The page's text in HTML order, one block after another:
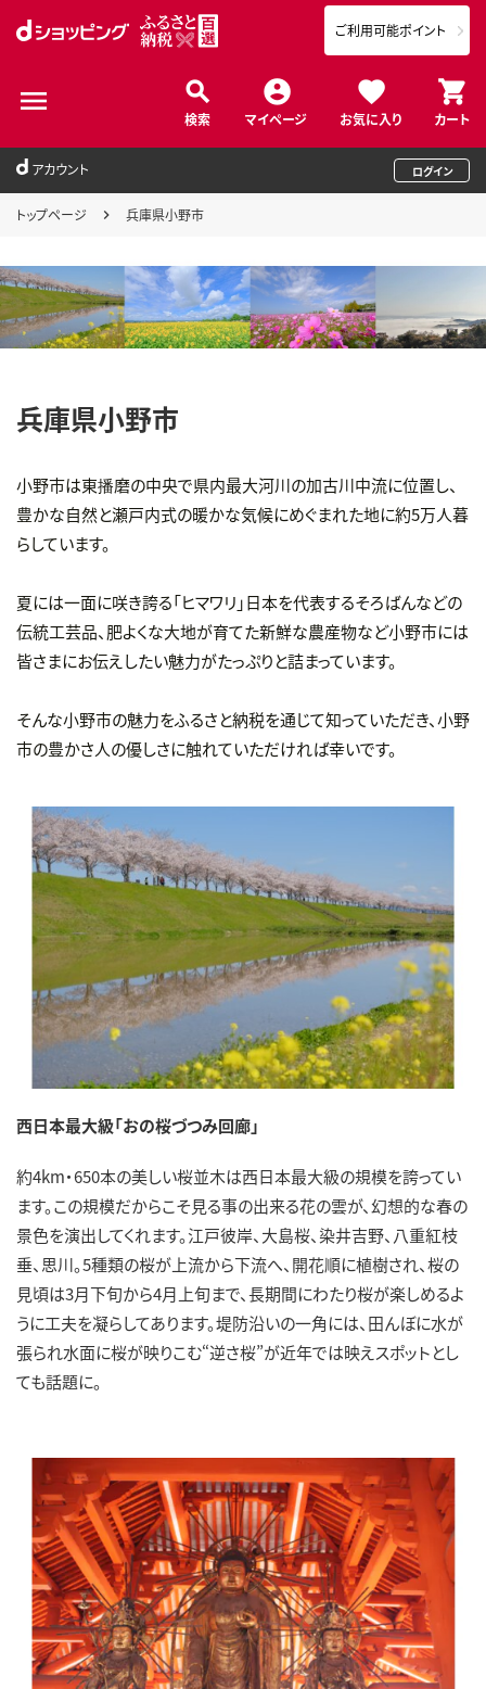
検索 マイページ お気に入り カート
ご利用可能ポイント
アカウント ログイン
トップページ 兵庫県小野市
兵庫県小野市
小野市は東播磨の中央で県内最大河川の加古川中流に位置し、
豊かな自然と瀬戸内式の暖かな気候にめぐまれた地に約5万人暮
らしています。
夏には一面に咲き誇る「ヒマワリ」日本を代表するそろばんなどの
伝統工芸品、肥よくな大地が育てた新鮮な農産物など小野市には
皆さまにお伝えしたい魅力がたっぷりと詰まっています。
そんな小野市の魅力をふるさと納税を通じて知っていただき、小野
市の豊かさ人の優しさに触れていただければ幸いです。
西日本最大級「おの桜づつみ回廊」
約4km・650本の美しい桜並木は西日本最大級の規模を誇ってい
ます。この規模だからこそ見る事の出来る花の雲が、幻想的な春の
景色を演出してくれます。江戸彼岸、大島桜、染井吉野、八重紅枝
垂、思川。5種類の桜が上流から下流へ、開花順に植樹され、桜の
見頃は3月下旬から4月上旬まで、長期間にわたり桜が楽しめるよ
うに工夫を凝らしてあります。堤防沿いの一角には、田んぼに水が
張られ水面に桜が映りこむ“逆さ桜”が近年では映えスポットとし
ても話題に。